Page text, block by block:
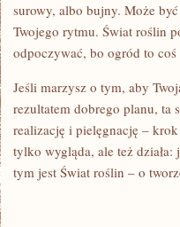
surowy, albo bujny. Może
Twojego rytmu. Świat roślin
odpoczywać, bo ogród to
Jeśli marzysz o tym, aby
rezultatem dobrego planu, ta
realizację i pielęgnację –
tylko wygląda, ale też
tym jest Świat roślin – o